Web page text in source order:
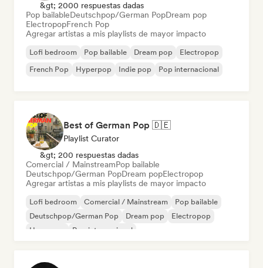
&gt; 2000 respuestas dadas
Pop bailableDeutschpop/German PopDream pop
ElectropopFrench Pop
Agregar artistas a mis playlists de mayor impacto
Lofi bedroom Pop bailable Dream pop
Electropop
French Pop
Hyperpop Indie pop Pop internacional
Best of German Pop 🇩🇪
Playlist Curator
&gt; 200 respuestas dadas
Comercial / MainstreamPop bailable
Deutschpop/German PopDream popElectropop
Agregar artistas a mis playlists de mayor impacto
Lofi bedroom Comercial / Mainstream
Pop bailable
Deutschpop/German Pop
Dream pop
Electropop
Hyperpop
Pop internacional